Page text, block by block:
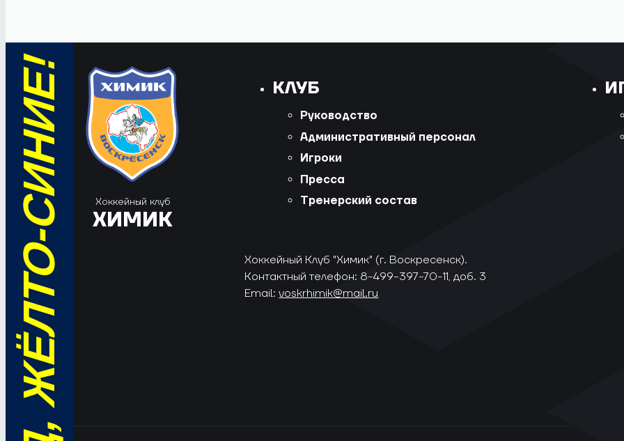
Хоккейный клуб
ХИМИК
КЛУБ
Руководство
Административный персонал
Игроки
Пресса
Тренерский состав
Хоккейный Клуб "Химик" (г. Воскресенск).
Контактный телефон: 8-499-397-70-11, доб. 3
Email:voskrhimik@mail.ru